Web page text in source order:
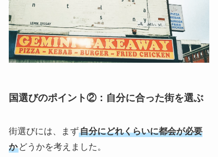
国選びのポイント②： 自分に合った街を選ぶ
街選びには、まず自分にどれくらいに都会が必要
かどうかを考えました。